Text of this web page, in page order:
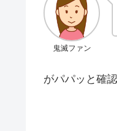
鬼滅ファン
がパパッと確